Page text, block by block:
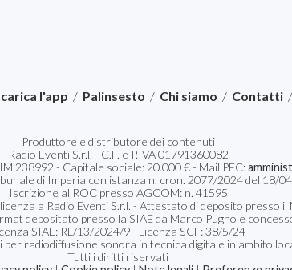
l'app / Palinsesto / Chi siamo / Contatti /
Produttore e distributore dei contenuti
Radio Eventi S.r.l. - C.F. e P.IVA 01791360082
238992 - Capitale sociale: 20.000 € - Mail PEC:
di Imperia con istanza n. cron. 2077/2024 del 18/
Iscrizione al ROC presso AGCOM: n. 41595
a Radio Eventi S.r.l. - Attestato di deposito presso
depositato presso la SIAE da Marco Pugno e
SIAE: RL/13/2024/9 - Licenza SCF: 38/5/24
radiodiffusione sonora in tecnica digitale in ambito
Tutti i diritti riservati